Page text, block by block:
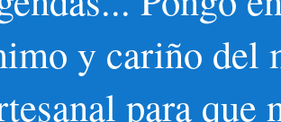
y cariño del
para que